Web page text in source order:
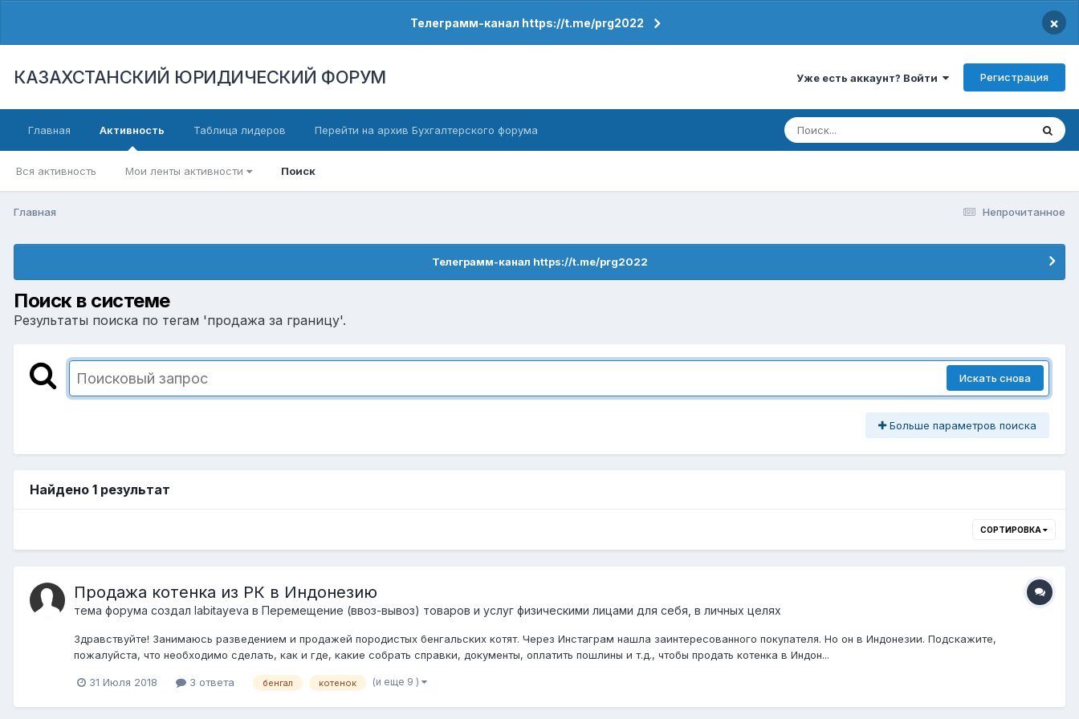
Телеграмм-канал https://t.me/prg2022 ×
КАЗАХСТАНСКИЙ ЮРИДИЧЕСКИЙ ФОРУМ Уже есть аккаунт? Войти Регистрация
Главная Активность
Вся активность Мои ленты активности Поиск
Таблица лидеров Перейти на архив Бухгалтерского форума
Непрочитанное
Главная
Телеграмм-канал https://t.me/prg2022
Поиск в системе
Результаты поиска по тегам 'продажа за границу'.
Искать снова
Больше параметров поиска
Найдено 1 результат
СОРТИРОВКА
Продажа котенка из РК в Индонезию
тема форума создал labitayeva в Перемещение (ввоз-вывоз) товаров и услуг физическими лицами для себя, в личных целях
Здравствуйте! Занимаюсь разведением и продажей породистых бенгальских котят. Через Инстаграм нашла заинтересованного покупателя. Но он в Индонезии. Подскажите,
пожалуйста, что необходимо сделать, как и где, какие собрать справки, документы, оплатить пошлины и т.д., чтобы продать котенка в Индон...
31 Июля 2018 3 ответа бенгал котенок (и еще 9 )